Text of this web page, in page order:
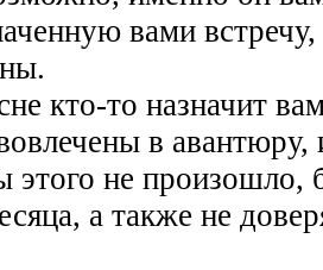
вами
кто-то назначит
в авантюру,
этого не
а также не